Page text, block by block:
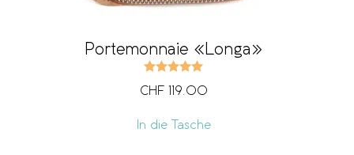
Portemonnaie «Longa»
CHF 119.00
In die Tasche